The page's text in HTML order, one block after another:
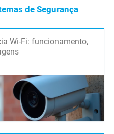
de Segurança
Wi-Fi: funcionamento,